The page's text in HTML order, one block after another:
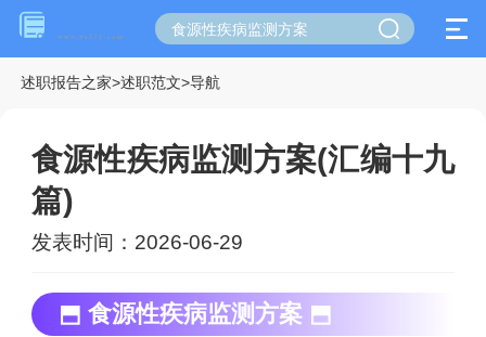
述职报告之家>述职范文>导航
食源性疾病监测方案(汇编十九
篇)
发表时间：2026-06-29
⬒ 食源性疾病监测方案 ⬒